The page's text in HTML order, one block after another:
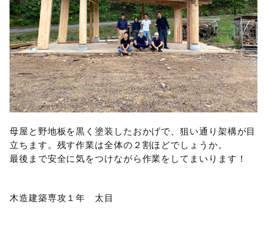
母屋と野地板を黒く塗装したおかげで、狙い通り架構が目
立ちます。残す作業は全体の２割ほどでしょうか。
最後まで安全に気をつけながら作業をしてまいります！
木造建築専攻１年 太目